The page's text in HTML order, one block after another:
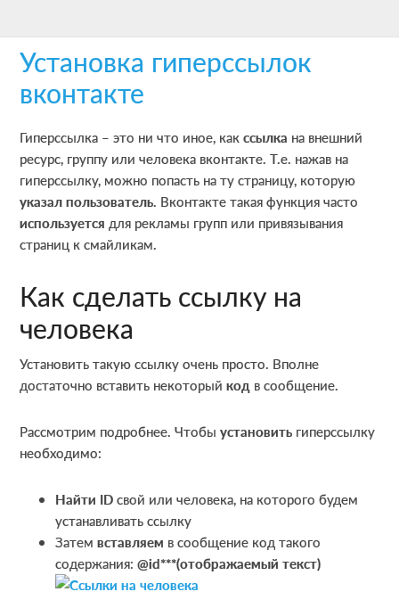
main
content
primary
sidebar
footer
Установка гиперссылок
вконтакте
Гиперссылка – это ни что иное, какссылка на внешний
ресурс, группу или человека вконтакте. Т.е. нажав на
гиперссылку, можно попасть на ту страницу, которую
указал пользователь. Вконтакте такая функция часто
используется для рекламы групп или привязывания
страниц к смайликам.
Как сделать ссылку на
человека
Установить такую ссылку очень просто. Вполне
достаточно вставить некоторыйкод в сообщение.
Рассмотрим подробнее. Чтобыустановить гиперссылку
необходимо:
Найти IDсвой или человека, на которого будем
устанавливать ссылку
Затемвставляем в сообщение код такого
содержания:@id***(отображаемый текст)